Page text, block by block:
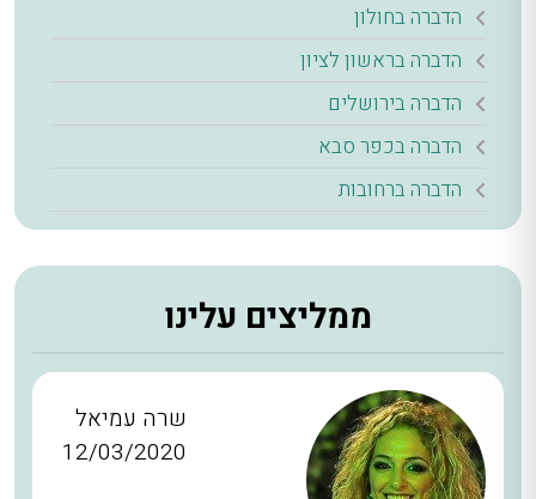
הדברה בחולון
הדברה בראשון לציון
הדברה בירושלים
הדברה בכפר סבא
הדברה ברחובות
ממליצים עלינו
שרה עמיאל
12/03/2020